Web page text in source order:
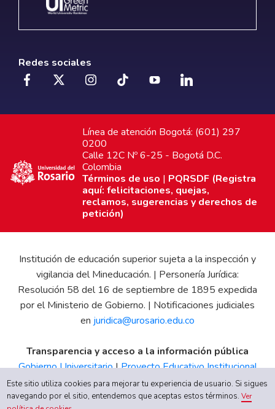
Redes sociales
Línea de atención Bogotá: (601) 297
0200
Calle 12C Nº 6-25 - Bogotá D.C.
Colombia
Términos de uso | PQRSDF (Registra
aquí: felicitaciones, quejas,
reclamos, sugerencias y derechos de
petición)
con nosotros
Institución de educación superior sujeta a la inspección y
vigilancia del Mineducación. | Personería Jurídica:
Resolución 58 del 16 de septiembre de 1895 expedida
por el Ministerio de Gobierno. | Notificaciones judiciales
en juridica@urosario.edu.co
Transparencia y acceso a la información pública
Gobierno Universitario|Proyecto Educativo Institucional
|Informe de Gestión|Boletín Estadístico|Régimen
Tributario|Estados Financieros|Código de Ética|Canal
Este sitio utiliza cookies para mejorar tu experiencia de usuario. Si sigues
navegando por el sitio, entendemos que aceptas estos términos.Ver